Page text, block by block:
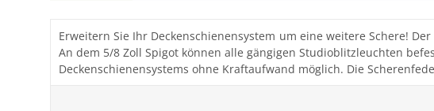
Erweitern Sie Ihr Deckenschienensystem um eine weitere Schere!
An dem 5/8 Zoll Spigot können alle gängigen Studioblitzleuchten
Deckenschienensystems ohne Kraftaufwand möglich. Die